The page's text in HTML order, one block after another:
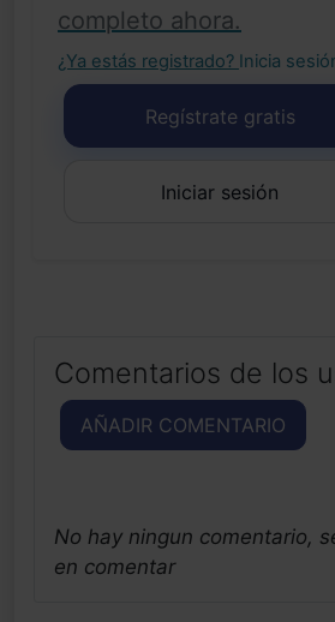
completo ahora.
¿Ya estás registrado? Inicia
Regístrate gratis
Iniciar sesión
Comentarios de los
AÑADIR COMENTARIO
No hay ningun comentario,
en comentar